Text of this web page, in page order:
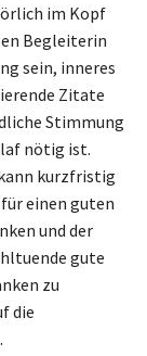
im Kopf
Begleiterin
sein, inneres
Zitate
Stimmung
nötig ist.
kurzfristig
einen guten
und der
gute
zu
die